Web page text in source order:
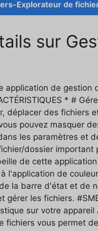
Explorateur de
sur
application de
* #
déplacer des
pouvez masquer
les paramètres et
dossier
de cette
l'application de
la barre d'état et de
gérer les fichiers.
sur votre
fichiers vous permet